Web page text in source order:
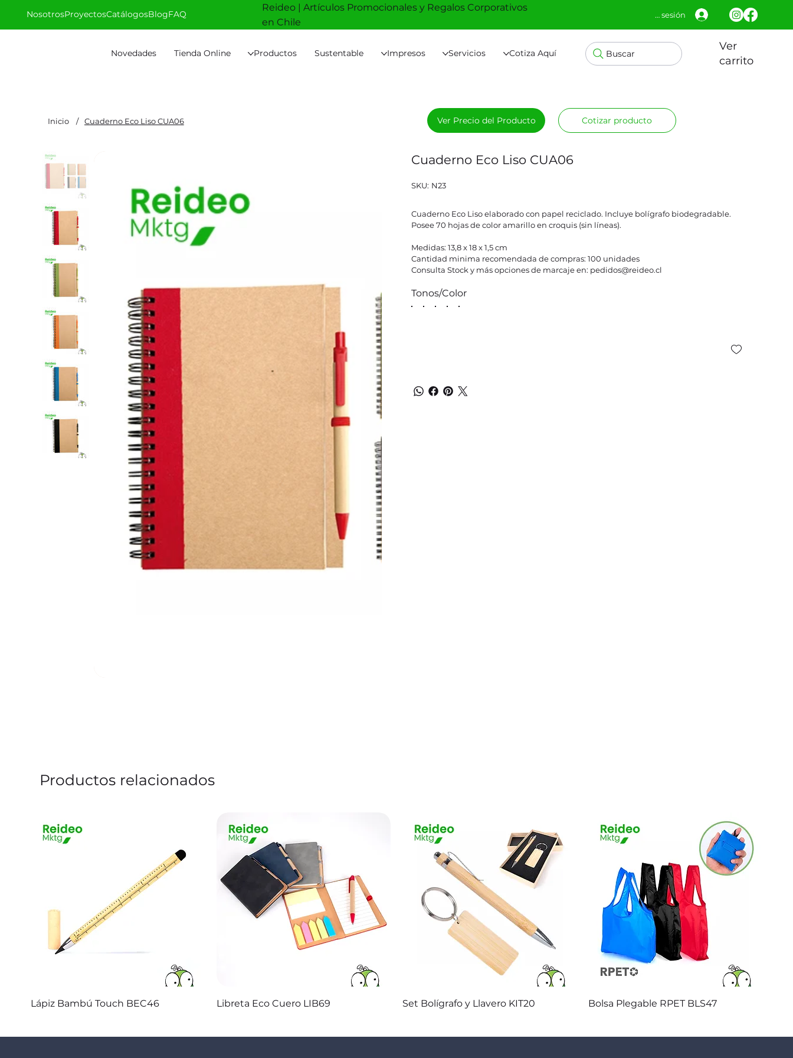
Novedades Tienda Online Productos Sustentable Impresos Servicios Cotiza Aquí Buscar
Ver
carrito
NosotrosProyectosCatálogosBlogFAQ
Reideo | Artículos Promocionales y Regalos Corporativos
en Chile
Iniciar sesión
Inicio / Cuaderno Eco Liso CUA06
Cuaderno Eco Liso CUA06
SKU: SKU
N23
N23
Cuaderno Eco Liso elaborado con papel reciclado. Incluye bolígrafo biodegradable.
Posee 70 hojas de color amarillo en croquis (sin líneas).
Medidas: 13,8 x 18 x 1,5 cm
Cantidad minima recomendada de compras: 100 unidades
Consulta Stock y más opciones de marcaje en: pedidos@reideo.cl
Tonos/Color
Ver Precio del Producto Cotizar producto
Productos relacionados
Vista rápida
Lápiz Bambú Touch BEC46 Vista rápida
Libreta Eco Cuero LIB69 Vista rápida
Set Bolígrafo y Llavero KIT20 Vista rápida
Bolsa Plegable RPET BLS47